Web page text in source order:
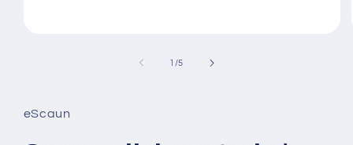
fereastră
modală
1 /din
5
eScaun